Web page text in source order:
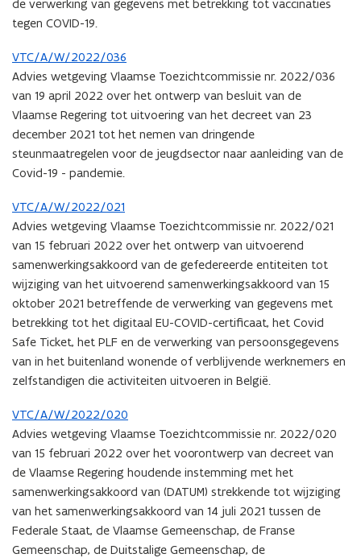
de verwerking van gegevens met betrekking tot vaccinaties
tegen COVID-19.
VTC/A/W/2022/036
Advies wetgeving Vlaamse Toezichtcommissie nr. 2022/036
van 19 april 2022 over het ontwerp van besluit van de
Vlaamse Regering tot uitvoering van het decreet van 23
december 2021 tot het nemen van dringende
steunmaatregelen voor de jeugdsector naar aanleiding van de
Covid-19 - pandemie.
VTC/A/W/2022/021
Advies wetgeving Vlaamse Toezichtcommissie nr. 2022/021
van 15 februari 2022 over het ontwerp van uitvoerend
samenwerkingsakkoord van de gefedereerde entiteiten tot
wijziging van het uitvoerend samenwerkingsakkoord van 15
oktober 2021 betreffende de verwerking van gegevens met
betrekking tot het digitaal EU-COVID-certificaat, het Covid
Safe Ticket, het PLF en de verwerking van persoonsgegevens
van in het buitenland wonende of verblijvende werknemers en
zelfstandigen die activiteiten uitvoeren in België.
VTC/A/W/2022/020
Advies wetgeving Vlaamse Toezichtcommissie nr. 2022/020
van 15 februari 2022 over het voorontwerp van decreet van
de Vlaamse Regering houdende instemming met het
samenwerkingsakkoord van (DATUM) strekkende tot wijziging
van het samenwerkingsakkoord van 14 juli 2021 tussen de
Federale Staat, de Vlaamse Gemeenschap, de Franse
Gemeenschap, de Duitstalige Gemeenschap, de